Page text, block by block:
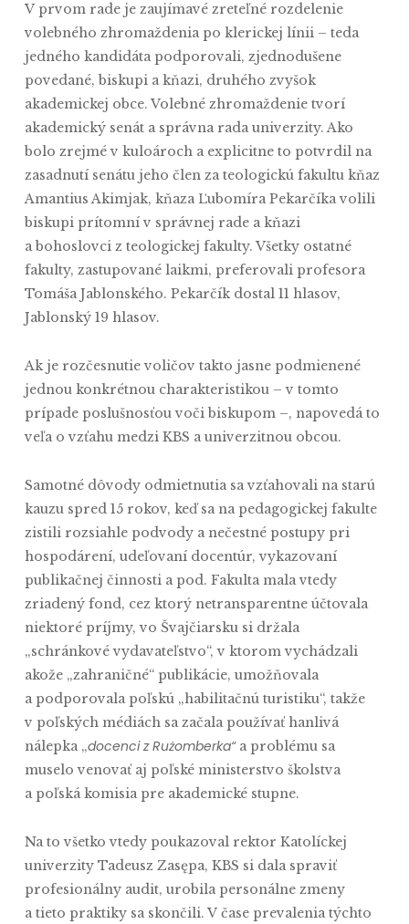
V prvom rade je zaujímavé zreteľné rozdelenie
volebného zhromaždenia po klerickej línii – teda
jedného kandidáta podporovali, zjednodušene
povedané, biskupi a kňazi, druhého zvyšok
akademickej obce. Volebné zhromaždenie tvorí
akademický senát a správna rada univerzity. Ako
bolo zrejmé v kuloároch a explicitne to potvrdil na
zasadnutí senátu jeho člen za teologickú fakultu kňaz
Amantius Akimjak, kňaza Ľubomíra Pekarčíka volili
biskupi prítomní v správnej rade a kňazi
a bohoslovci z teologickej fakulty. Všetky ostatné
fakulty, zastupované laikmi, preferovali profesora
Tomáša Jablonského. Pekarčík dostal 11 hlasov,
Jablonský 19 hlasov.
Ak je rozčesnutie voličov takto jasne podmienené
jednou konkrétnou charakteristikou – v tomto
prípade poslušnosťou voči biskupom –, napovedá to
veľa o vzťahu medzi KBS a univerzitnou obcou.
Samotné dôvody odmietnutia sa vzťahovali na starú
kauzu spred 15 rokov, keď sa na pedagogickej fakulte
zistili rozsiahle podvody a nečestné postupy pri
hospodárení, udeľovaní docentúr, vykazovaní
publikačnej činnosti a pod. Fakulta mala vtedy
zriadený fond, cez ktorý netransparentne účtovala
niektoré príjmy, vo Švajčiarsku si držala
„schránkové vydavateľstvo“, v ktorom vychádzali
akože „zahraničné“ publikácie, umožňovala
a podporovala poľskú „habilitačnú turistiku“, takže
v poľských médiách sa začala používať hanlivá
nálepka „docenci z Rużomberka“a problému sa
muselo venovať aj poľské ministerstvo školstva
a poľská komisia pre akademické stupne.
Na to všetko vtedy poukazoval rektor Katolíckej
univerzity Tadeusz Zasępa, KBS si dala spraviť
profesionálny audit, urobila personálne zmeny
a tieto praktiky sa skončili. V čase prevalenia týchto